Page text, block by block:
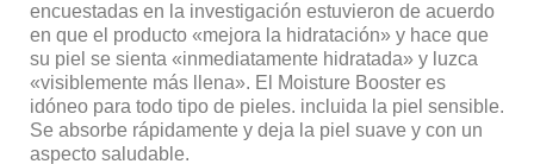
encuestadas en la investigación estuvieron de acuerdo
en que el producto «mejora la hidratación» y hace que
su piel se sienta «inmediatamente hidratada» y luzca
«visiblemente más llena». El Moisture Booster es
idóneo para todo tipo de pieles. incluida la piel sensible.
Se absorbe rápidamente y deja la piel suave y con un
aspecto saludable.